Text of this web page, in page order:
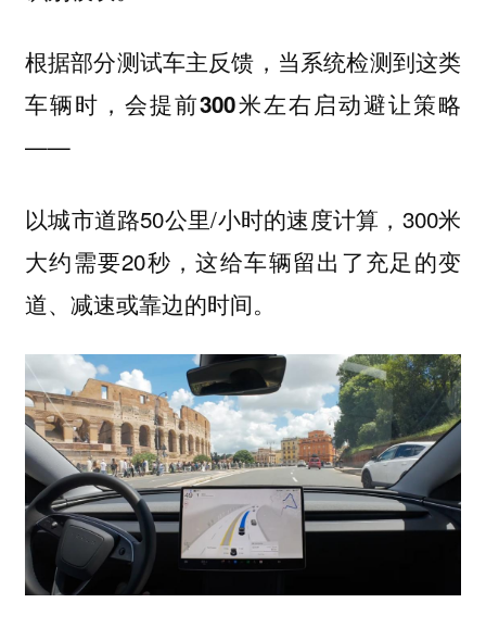
根据部分测试车主反馈，当系统检测到这类
车辆时，会提前300米左右启动避让策略
——
以城市道路50公里/小时的速度计算，300米
大约需要20秒，这给车辆留出了充足的变
道、减速或靠边的时间。